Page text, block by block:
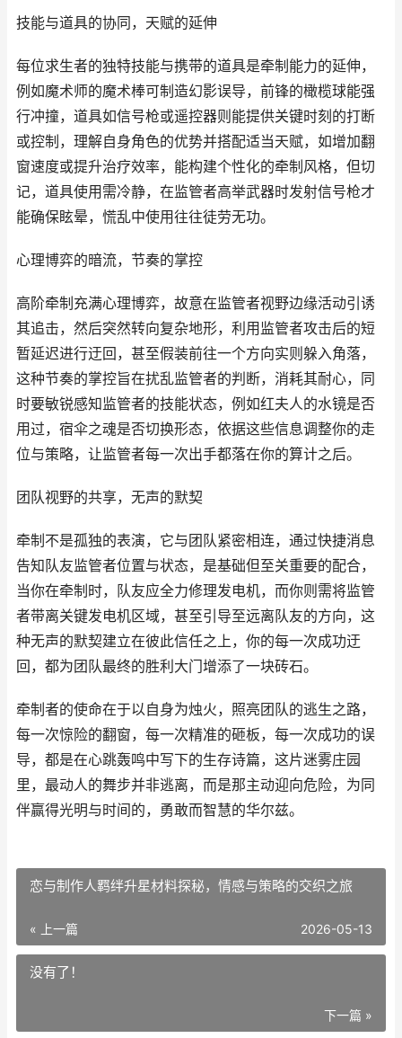
技能与道具的协同，天赋的延伸
每位求生者的独特技能与携带的道具是牵制能力的延伸，
例如魔术师的魔术棒可制造幻影误导，前锋的橄榄球能强
行冲撞，道具如信号枪或遥控器则能提供关键时刻的打断
或控制，理解自身角色的优势并搭配适当天赋，如增加翻
窗速度或提升治疗效率，能构建个性化的牵制风格，但切
记，道具使用需冷静，在监管者高举武器时发射信号枪才
能确保眩晕，慌乱中使用往往徒劳无功。
心理博弈的暗流，节奏的掌控
高阶牵制充满心理博弈，故意在监管者视野边缘活动引诱
其追击，然后突然转向复杂地形，利用监管者攻击后的短
暂延迟进行迂回，甚至假装前往一个方向实则躲入角落，
这种节奏的掌控旨在扰乱监管者的判断，消耗其耐心，同
时要敏锐感知监管者的技能状态，例如红夫人的水镜是否
用过，宿伞之魂是否切换形态，依据这些信息调整你的走
位与策略，让监管者每一次出手都落在你的算计之后。
团队视野的共享，无声的默契
牵制不是孤独的表演，它与团队紧密相连，通过快捷消息
告知队友监管者位置与状态，是基础但至关重要的配合，
当你在牵制时，队友应全力修理发电机，而你则需将监管
者带离关键发电机区域，甚至引导至远离队友的方向，这
种无声的默契建立在彼此信任之上，你的每一次成功迂
回，都为团队最终的胜利大门增添了一块砖石。
牵制者的使命在于以自身为烛火，照亮团队的逃生之路，
每一次惊险的翻窗，每一次精准的砸板，每一次成功的误
导，都是在心跳轰鸣中写下的生存诗篇，这片迷雾庄园
里，最动人的舞步并非逃离，而是那主动迎向危险，为同
伴赢得光明与时间的，勇敢而智慧的华尔兹。
恋与制作人羁绊升星材料探秘，情感与策略的交织之旅
« 上一篇 2026-05-13
没有了！
下一篇 »